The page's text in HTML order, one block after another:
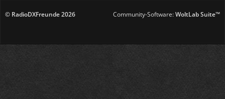
© RadioDXFreunde2026 Community-Software:WoltLab Suite™